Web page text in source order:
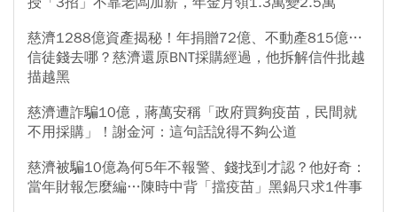
慈濟1288億資產揭秘！年捐贈72億、不動產815億…
信徒錢去哪？慈濟還原BNT採購經過，他拆解信件批越
描越黑
慈濟遭詐騙10億，蔣萬安稱「政府買夠疫苗，民間就
不用採購」！謝金河：這句話說得不夠公道
慈濟被騙10億為何5年不報警、錢找到才認？他好奇：
當年財報怎麼編…陳時中背「擋疫苗」黑鍋只求1件事